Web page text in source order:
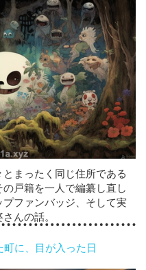
まったく同じ住所である
戸籍を一人で編纂し直し
ファンバッジ、そして実
んの話。
に、目が入った日